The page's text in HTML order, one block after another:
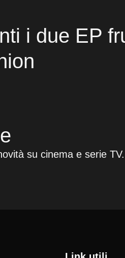
i due EP
su cinema e serie TV.